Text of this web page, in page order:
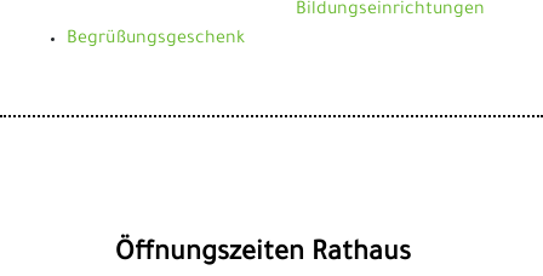
Bildungseinrichtungen
Begrüßungsgeschenk
Öffnungszeiten Rathaus